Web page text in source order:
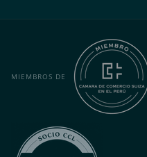
MIEMBROS DE